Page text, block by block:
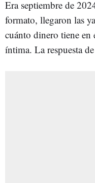
Era septiembre de
formato, llegaron las
cuánto dinero tiene
íntima. La respuesta